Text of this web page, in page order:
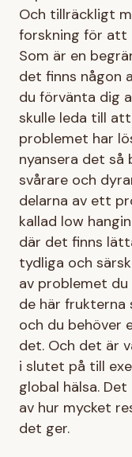
Och tillräckligt
forskning för att
Som är en
det finns någon
du förvänta dig
skulle leda till
problemet har
nyansera det
svårare och
delarna av ett
kallad low
där det finns
tydliga och
av problemet
de här
och du behöver
det. Och det är
i slutet på till
global hälsa.
av hur mycket
det ger.